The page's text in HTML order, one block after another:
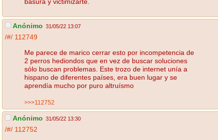
Anónimo 31/05/22 13:07
/#/ 112749
Me parece de marico cerrar esto por incompetencia de
2 perros hediondos que en vez de buscar soluciones
sólo buscan problemas. Este trozo de internet unía a
hispano de diferentes países, era buen lugar y se
aprendía mucho por puro altruísmo
>>>112752
Anónimo 31/05/22 13:30
/#/ 112752